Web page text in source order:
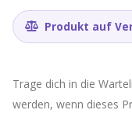
Produkt auf
Trage dich in die
werden, wenn dieses